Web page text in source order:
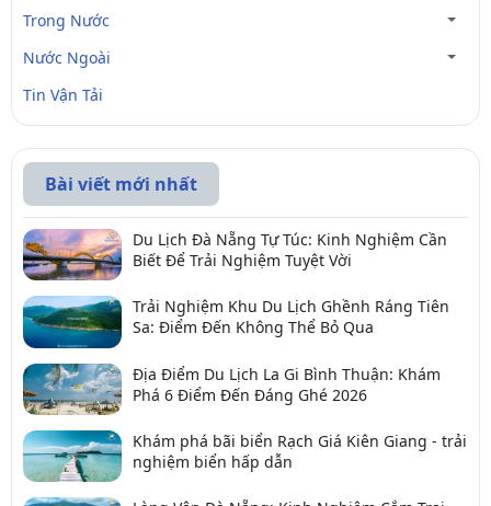
Trong Nước
Nước Ngoài
Tin Vận Tải
Bài viết mới nhất
Du Lịch Đà Nẵng Tự Túc: Kinh Nghiệm Cần
Biết Để Trải Nghiệm Tuyệt Vời
Trải Nghiệm Khu Du Lịch Ghềnh Ráng Tiên
Sa: Điểm Đến Không Thể Bỏ Qua
Địa Điểm Du Lịch La Gi Bình Thuận: Khám
Phá 6 Điểm Đến Đáng Ghé 2026
Khám phá bãi biển Rạch Giá Kiên Giang - trải
nghiệm biển hấp dẫn